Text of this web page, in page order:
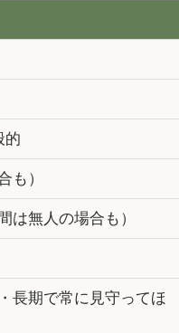
的
も）
は無人の場合も）
長期で常に見守ってほ